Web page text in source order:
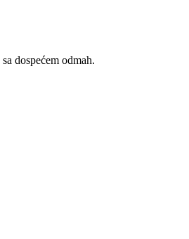
dospećem odmah.